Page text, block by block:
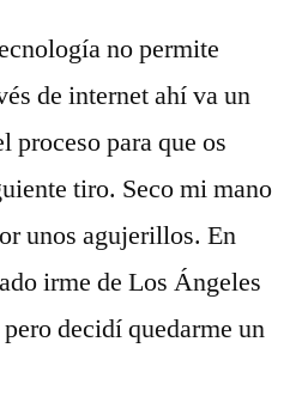
no permite
de internet ahí va un
para que os
tiro. Seco mi mano
unos agujerillos. En
irme de Los Ángeles
decidí quedarme un